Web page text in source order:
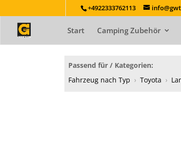
+4922333762113
Start Camping Zubehör
Passend für / Kategorien:
Fahrzeug nach Typ › Toyota ›